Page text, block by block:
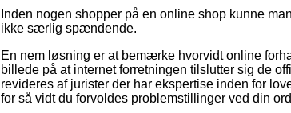
Inden nogen shopper på en online shop kunne
ikke særlig spændende.
En nem løsning er at bemærke hvorvidt online
billede på at internet forretningen tilslutter sig de
revideres af jurister der har ekspertise inden for
for så vidt du forvoldes problemstillinger ved din